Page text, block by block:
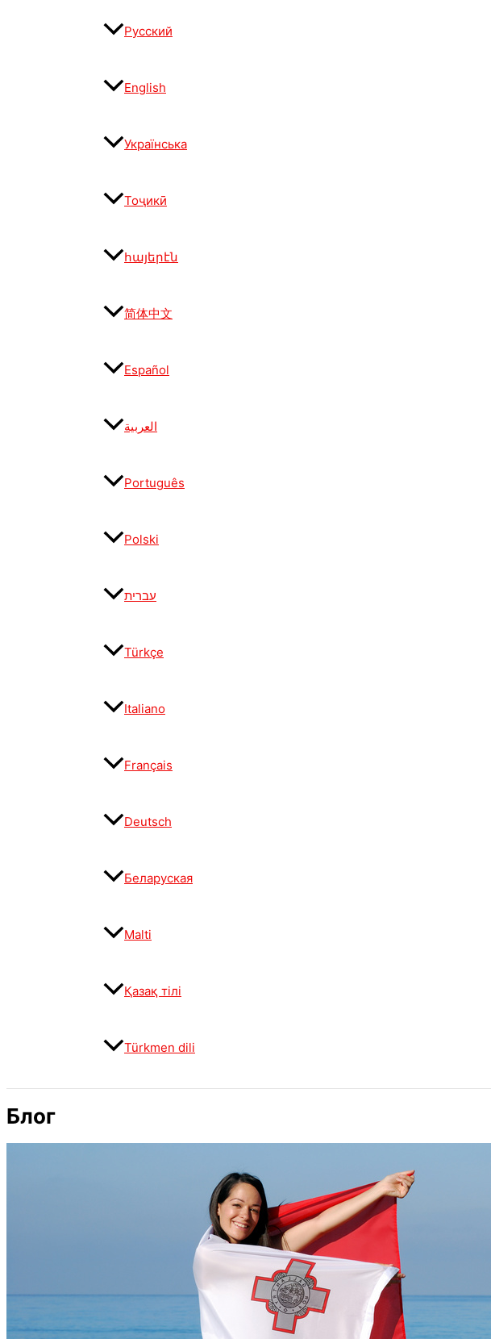
Русский
English
Українська
Тоҷикӣ
հայերէն
简体中文
Español
العربية
Português
Polski
עברית
Türkçe
Italiano
Français
Deutsch
Беларуская
Malti
Қазақ тілі
Türkmen dili
Блог